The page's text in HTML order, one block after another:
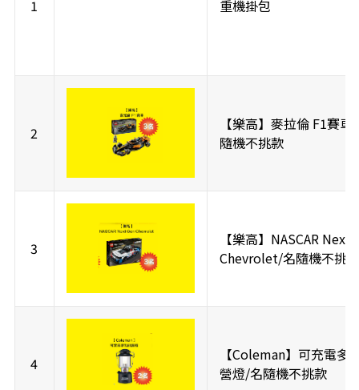
1 重機掛包
2
【樂高】麥拉倫 F1賽車
隨機不挑款
3
【樂高】NASCAR Next
Chevrolet/名隨機不挑款
4
【Coleman】可充電多
營燈/名隨機不挑款